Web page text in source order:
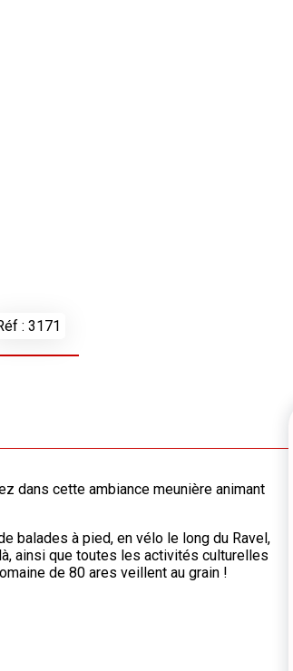
: 3171
dans cette ambiance meunière animant
balades à pied, en vélo le long du Ravel,
ainsi que toutes les activités culturelles
de 80 ares veillent au grain !